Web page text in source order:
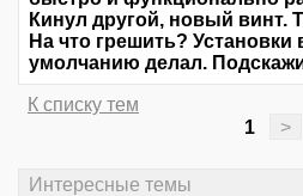
Кинул другой, новый винт.
На что грешить? Установки
умолчанию делал.
К списку тем
1
>
Интересные темы